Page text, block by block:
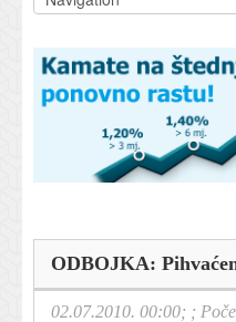
ODBOJKA:
02.07.2010. 00:00; ;